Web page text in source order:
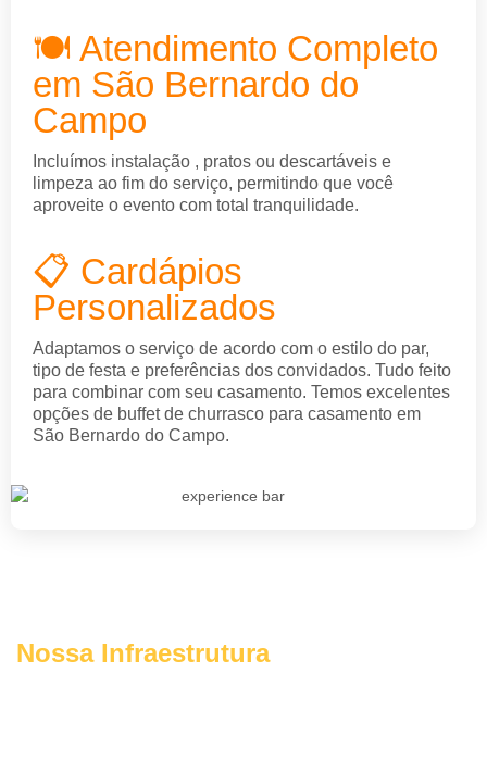
🍽️ Atendimento Completo
em São Bernardo do
Campo
Incluímos instalação , pratos ou descartáveis e
limpeza ao fim do serviço, permitindo que você
aproveite o evento com total tranquilidade.
📋 Cardápios
Personalizados
Adaptamos o serviço de acordo com o estilo do par,
tipo de festa e preferências dos convidados. Tudo feito
para combinar com seu casamento. Temos excelentes
opções de buffet de churrasco para casamento em
São Bernardo do Campo.
Nossa Infraestrutura